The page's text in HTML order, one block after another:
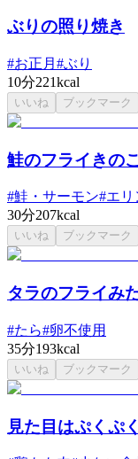
ぶりの照り焼き
#お正月 #ぶり
10分221kcal
いいね ブックマーク
鮭のフライきの
#鮭・サーモン#エリ
30分207kcal
いいね ブックマーク
タラのフライみ
#たら#卵不使用
35分193kcal
いいね ブックマーク
見た目はぷくぷ